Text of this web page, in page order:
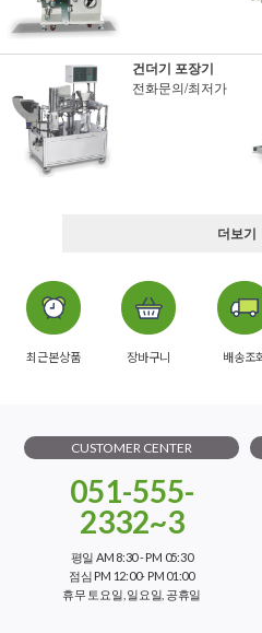
건더기 포장기
전화문의/최저가
더보
최근본상품 장바구니 배송조
CUSTOMER CENTER
051-555-
2332~3
평일 AM 8:30 - PM 05:30
점심 PM 12:00- PM 01:00
휴무 토요일, 일요일, 공휴일